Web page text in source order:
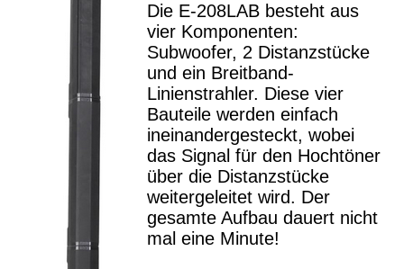
Die E-208LAB besteht aus
vier Komponenten:
Subwoofer, 2 Distanzstücke
und ein Breitband-
Linienstrahler. Diese vier
Bauteile werden einfach
ineinandergesteckt, wobei
das Signal für den Hochtöner
über die Distanzstücke
weitergeleitet wird. Der
gesamte Aufbau dauert nicht
mal eine Minute!